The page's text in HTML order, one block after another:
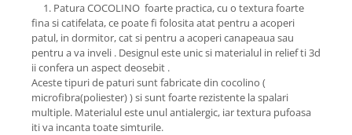
1. Patura COCOLINO foarte practica, cu o textura foarte
fina si catifelata, ce poate fi folosita atat pentru a acoperi
patul, in dormitor, cat si pentru a acoperi canapeaua sau
pentru a va inveli . Designul este unic si materialul in relief ti 3d
ii confera un aspect deosebit .
Aceste tipuri de paturi sunt fabricate din cocolino (
microfibra(poliester) ) si sunt foarte rezistente la spalari
multiple. Materialul este unul antialergic, iar textura pufoasa
iti va incanta toate simturile.